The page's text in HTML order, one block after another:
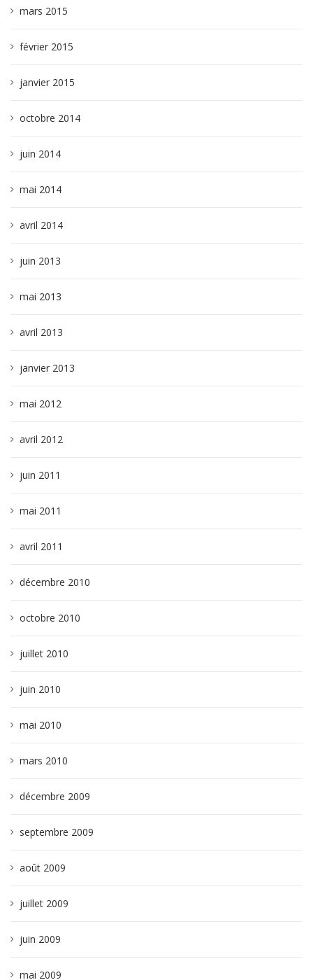
mars 2015
février 2015
janvier 2015
octobre 2014
juin 2014
mai 2014
avril 2014
juin 2013
mai 2013
avril 2013
janvier 2013
mai 2012
avril 2012
juin 2011
mai 2011
avril 2011
décembre 2010
octobre 2010
juillet 2010
juin 2010
mai 2010
mars 2010
décembre 2009
septembre 2009
août 2009
juillet 2009
juin 2009
mai 2009